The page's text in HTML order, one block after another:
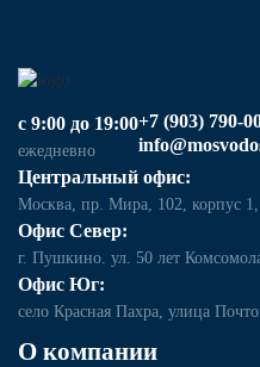
О компании
с 9:00 до 19:00
ежедневно
+7 (903) 790-
Центральный офис:
Москва, пр. Мира, 102, корпус
Офис Север:
г. Пушкино. ул. 50 лет
Офис Юг:
село Красная Пахра, улица